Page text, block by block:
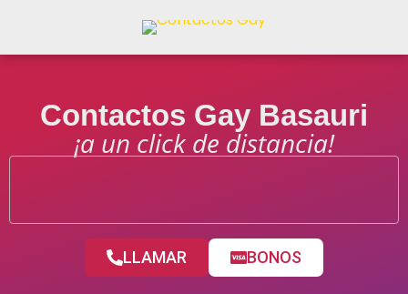
Contactos Gay Basauri
¡a un click de distancia!
LLAMAR BONOS